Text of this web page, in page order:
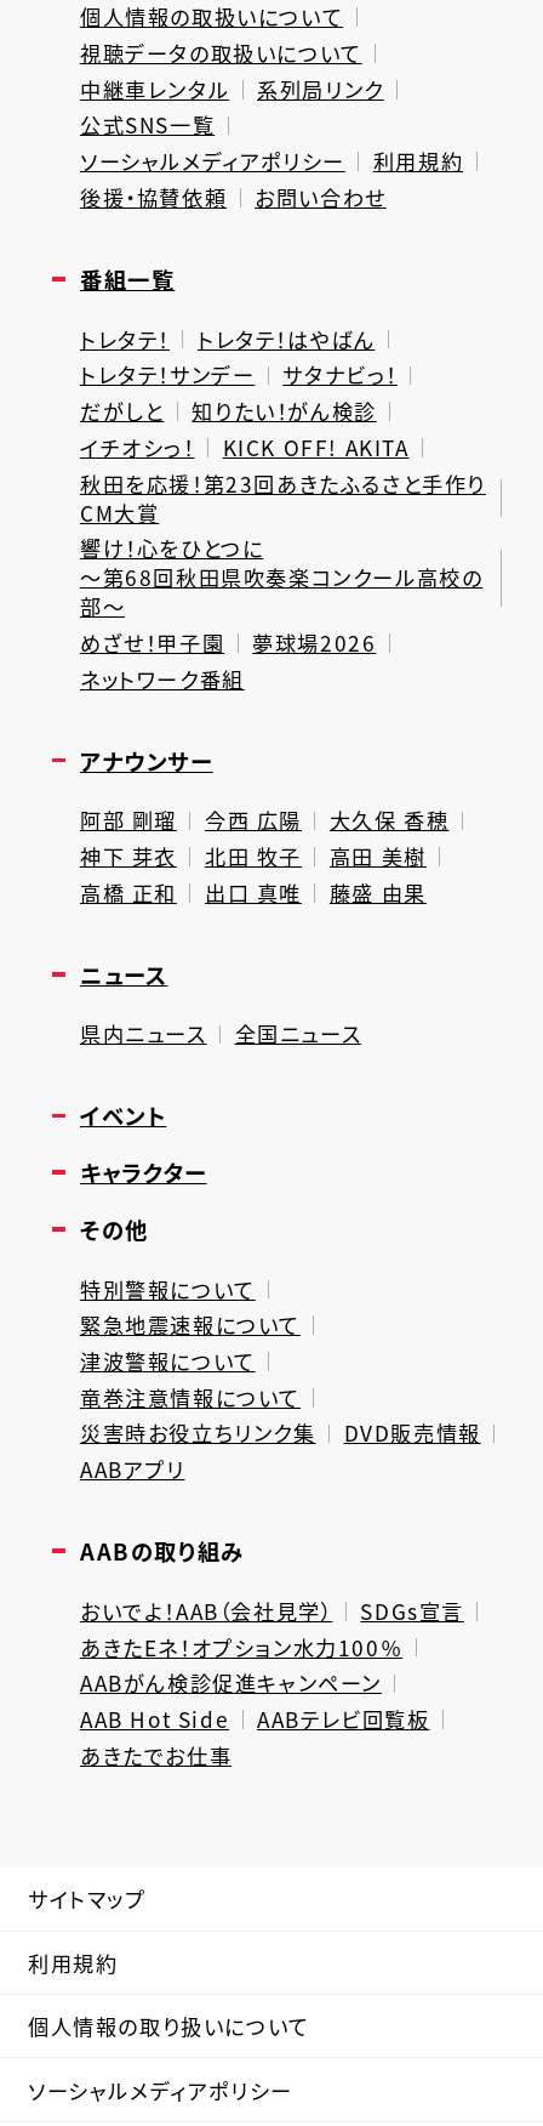
個人情報の取扱いについて
視聴データの取扱いについて
中継車レンタル
系列局リンク
公式SNS一覧
ソーシャルメディアポリシー
利用規約
後援・協賛依頼
お問い合わせ
番組一覧
トレタテ！
トレタテ！はやばん
トレタテ！サンデー
サタナビっ！
だがしと
知りたい！がん検診
イチオシっ！
KICK OFF! AKITA
秋田を応援！第23回あきたふるさと手作り
CM大賞
響け！心をひとつに
～第68回秋田県吹奏楽コンクール高校の
部～
めざせ！甲子園
夢球場2026
ネットワーク番組
アナウンサー
阿部 剛瑠 今西 広陽
大久保 香穂
神下 芽衣
北田 牧子
高田 美樹
高橋 正和
出口 真唯 藤盛 由果
ニュース
県内ニュース 全国ニュース
イベント
キャラクター
その他
特別警報について
緊急地震速報について
津波警報について
竜巻注意情報について
災害時お役立ちリンク集
DVD販売情報
AABアプリ
AABの取り組み
おいでよ！AAB（会社見学）
SDGs宣言
あきたEネ！オプション水力100％
AABがん検診促進キャンペーン
AAB Hot Side
AABテレビ回覧板
あきたでお仕事
サイトマップ
利用規約
個人情報の取り扱いについて
ソーシャルメディアポリシー